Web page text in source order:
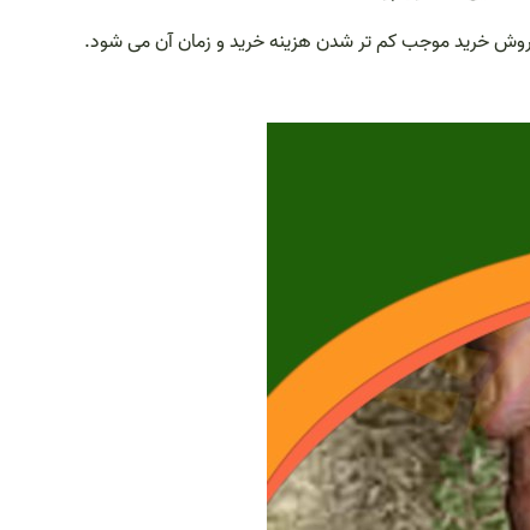
روش خرید موجب کم تر شدن هزینه خرید و زمان آن می شود.